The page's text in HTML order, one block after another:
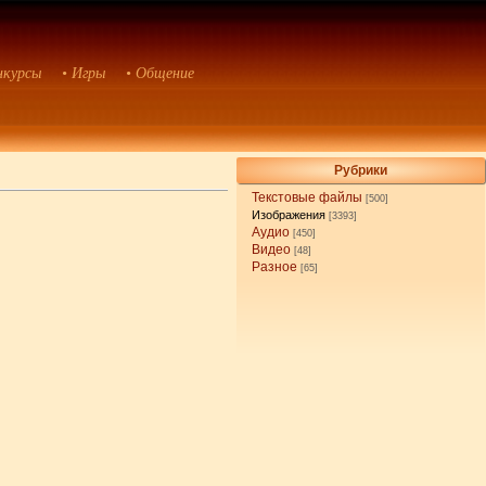
• Игры • Общение
Рубрики
Текстовые файлы [500]
Изображения [3393]
Аудио [450]
Видео [48]
Разное [65]